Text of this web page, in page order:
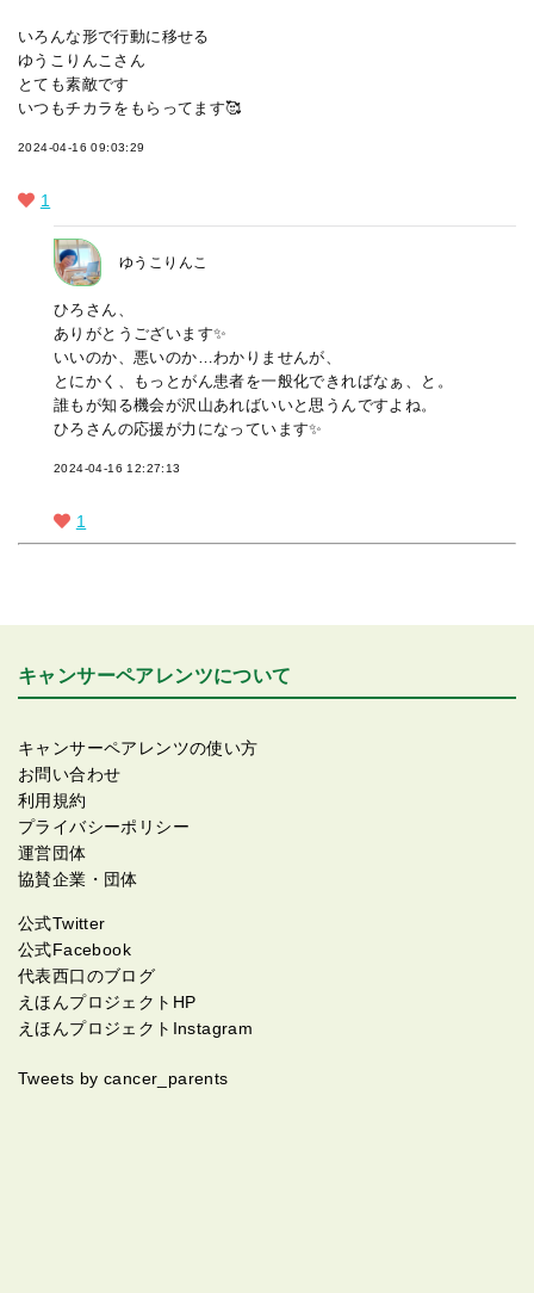
いろんな形で行動に移せる
ゆうこりんこさん
とても素敵です
いつもチカラをもらってます🥰
2024-04-16 09:03:29
1
ゆうこりんこ
ひろさん、
ありがとうございます✨
いいのか、悪いのか…わかりませんが、
とにかく、もっとがん患者を一般化できればなぁ、と。
誰もが知る機会が沢山あればいいと思うんですよね。
ひろさんの応援が力になっています✨
2024-04-16 12:27:13
1
キャンサーペアレンツについて
キャンサーペアレンツの使い方
お問い合わせ
利用規約
プライバシーポリシー
運営団体
協賛企業・団体
公式Twitter
公式Facebook
代表西口のブログ
えほんプロジェクトHP
えほんプロジェクトInstagram
Tweets by cancer_parents